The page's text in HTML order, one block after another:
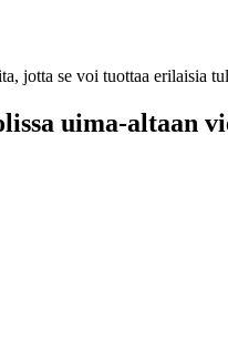
jotta se voi tuottaa erilaisia
uima-altaan